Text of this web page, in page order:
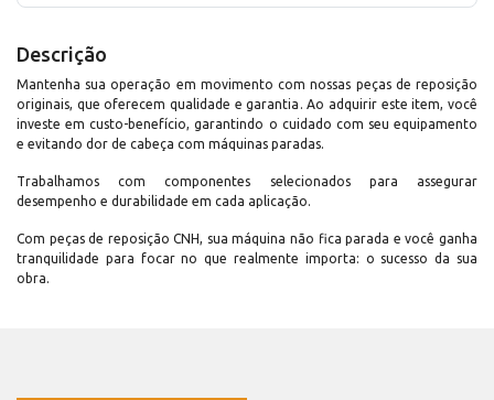
Descrição
Mantenha sua operação em movimento com nossas peças de reposição
originais, que oferecem qualidade e garantia. Ao adquirir este item, você
investe em custo-benefício, garantindo o cuidado com seu equipamento
e evitando dor de cabeça com máquinas paradas.
Trabalhamos com componentes selecionados para assegurar
desempenho e durabilidade em cada aplicação.
Com peças de reposição CNH, sua máquina não fica parada e você ganha
tranquilidade para focar no que realmente importa: o sucesso da sua
obra.